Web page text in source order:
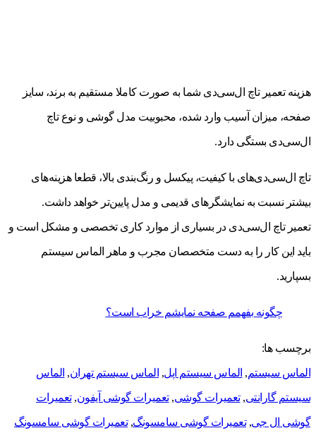
هزینه تعمیر تاچ ال‌سی‌دی شما به صورت کاملا مستقیم به برند، سایز
صفحه، میزان آسیب وارد شده، محبوبیت مدل گوشی و نوع تاچ
ال‌سی‌دی بستگی دارد.
تاچ ال‌سی‌دی‌های با کیفیت، پیکسل و رنگ‌بندی بالا، قطعا هزینه‌های
بیشتر نسبت به نمایشگرهای قدیمی و مدل پایین‌تر خواهد داشت.
تعمیر تاچ ال‌سی‌دی در بسیاری از موارد کاری تخصصی و مشکل است و
باید این کار را به دست متخصصان مجرب و ماهر الماس سیستم
بسپارید.
چگونه بفهمم صفحه نمایشم خراب است؟
برچسب ها:
الماس سیستم, الماس سیستم اپل, الماس سیستم تهران, الماس
سیستم گارانتی,تعمیرات گوشی,تعمیرات گوشی آیفون,تعمیرات
گوشی ال جی,تعمیرات گوشی سامسونگ,تعمیرات گوشی سامسونگ